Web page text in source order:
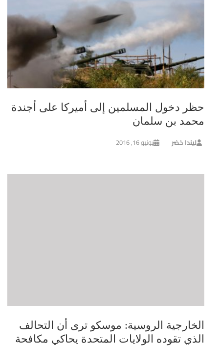
حظر دخول المسلمين إلى أميركا على أجندة
محمد بن سلمان
ليندا خضر يونيو 16, 2016
الخارجية الروسية: موسكو ترى أن التحالف
الذي تقوده الولايات المتحدة يحاكي مكافحة